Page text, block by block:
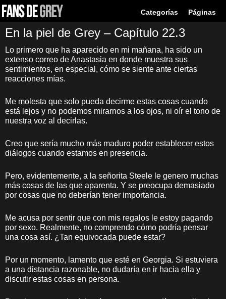
Categorías Páginas
En la piel de Grey – Capítulo 22.3
Lo primero que ha aparecido en mi mañana, ha sido un
extenso correo de Anastasia en donde muestra sus
sentimientos, en especial, cómo se siente ante ciertas
reacciones mías.
Me molesta que solo pueda decirme estas cosas cuando
está lejos y no podemos mirarnos a los ojos, ni oír el tono de
nuestra voz al decirlas.
Creo que sería mucho más maduro poder establecer estos
diálogos cuando estamos en presencia.
Pero, evidentemente, a la señorita Steele le genero muchas
más cosas de las que aparenta. Y se preocupa demasiado
por cosas que no deberían tener importancia.
Me acusa por sentir que con mis regalos le estoy pagando
por sexo. Realmente, no comprendo cómo podría pensar
una cosa así. ¿Tan equivocada puede estar?
Por un momento, lamento que esté en Georgia. Si estuviera
a una distancia razonable, no dudaría en ir hacia ella y
discutir estas cosas en persona.